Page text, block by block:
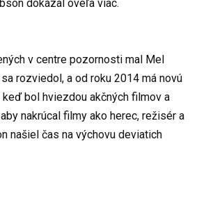
dokázal oveľa viac.
v centre pozornosti mal Mel
rozviedol, a od roku 2014 má novú
keď bol hviezdou akčných filmov a
nakrúcal filmy ako herec, režisér a
našiel čas na výchovu deviatich